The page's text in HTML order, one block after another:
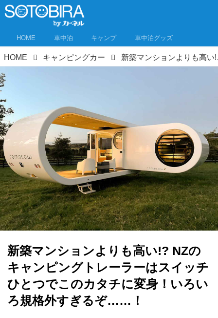
HOME 車中泊 キャンプ 車中泊グッズ
HOME キャンピングカー 新築マン
新築マンションよりも高い!? NZの
キャンピングトレーラーはスイッチ
ひとつでこのカタチに変身！いろい
ろ規格外すぎるぞ……！